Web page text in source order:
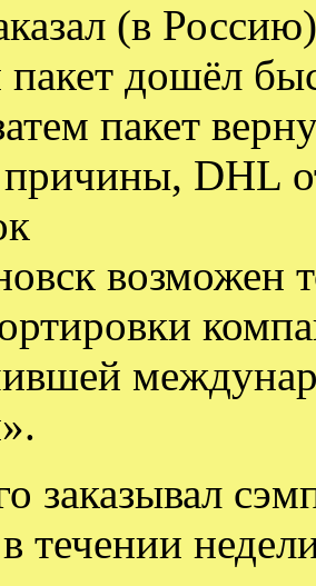
(в
пакет дошёл
пакет
DHL
возможен
заказывал
течении